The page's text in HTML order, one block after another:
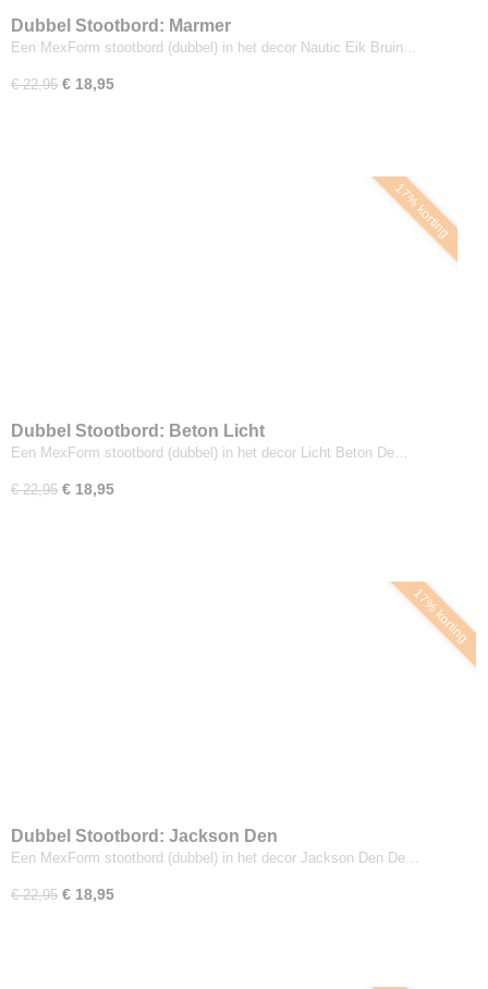
Dubbel Stootbord: Marmer
Een MexForm stootbord (dubbel) in het decor Nautic Eik Bruin…
€ 22,95 € 18,95
17% korting
Dubbel Stootbord: Beton Licht
Een MexForm stootbord (dubbel) in het decor Licht Beton De…
€ 22,95 € 18,95
17% korting
Dubbel Stootbord: Jackson Den
Een MexForm stootbord (dubbel) in het decor Jackson Den De…
€ 22,95 € 18,95